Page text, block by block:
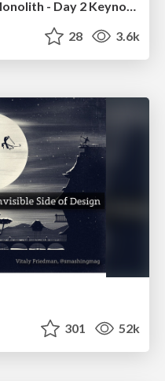
The Myth of the Modular Monolith - Day 2 Keynote - Rails World 2024
28 3.6k
301 52k